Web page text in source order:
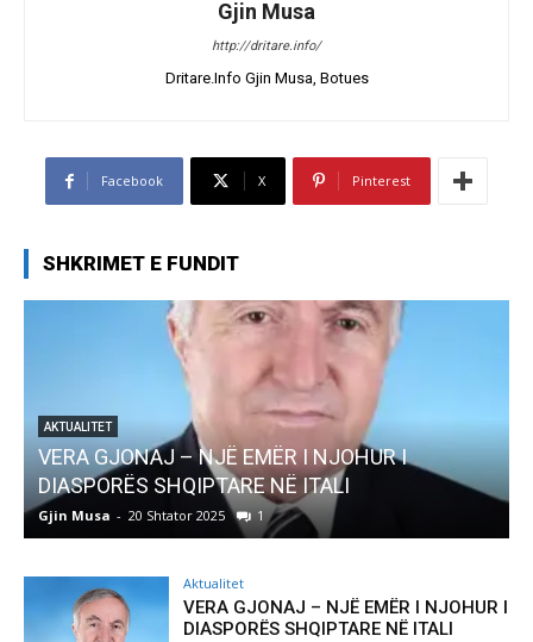
Gjin Musa
http://dritare.info/
Dritare.Info Gjin Musa, Botues
Facebook X Pinterest
SHKRIMET E FUNDIT
AKTUALITET
Pregaditi Gjin Musa-Rome- Shtator 2025
Gjin Musa - 8 Shtator 2025
Aktualitet
VERA GJONAJ – NJË EMËR I NJOHUR I
DIASPORËS SHQIPTARE NË ITALI